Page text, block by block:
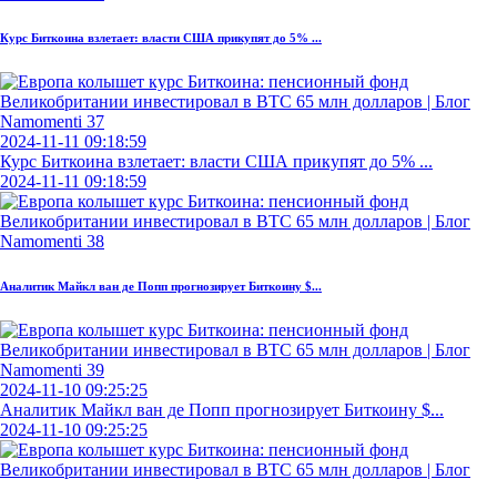
Курс Биткоина взлетает: власти США прикупят до 5% ...
2024-11-11 09:18:59
Курс Биткоина взлетает: власти США прикупят до 5% ...
2024-11-11 09:18:59
Аналитик Майкл ван де Попп прогнозирует Биткоину $...
2024-11-10 09:25:25
Аналитик Майкл ван де Попп прогнозирует Биткоину $...
2024-11-10 09:25:25